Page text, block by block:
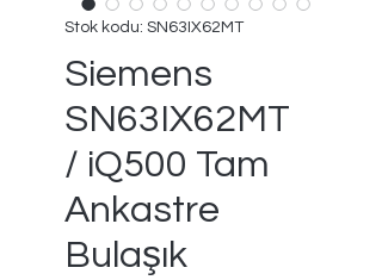
Stok kodu: SN63IX62MT
Siemens
SN63IX62MT
/ iQ500 Tam
Ankastre
Bulaşık